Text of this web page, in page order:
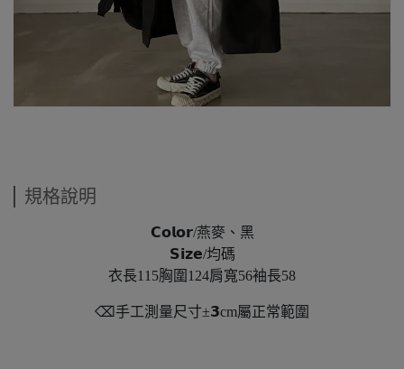
規格說明
𝗖𝗼𝗹𝗼𝗿/燕麥、黑
𝗦𝗶𝘇𝗲/均碼
衣長115胸圍124肩寬56袖長58
⌫手工測量尺寸±𝟯cm屬正常範圍